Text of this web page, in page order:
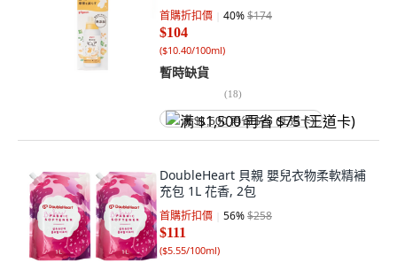
首購折扣價 40%$174
$104
($10.40/100ml)
暫時缺貨
(18)
满 $1,500 再省 $75 (王道卡)
DoubleHeart 貝親 嬰兒衣物柔軟精補
充包 1L 花香, 2包
首購折扣價 56%$258
$111
($5.55/100ml)